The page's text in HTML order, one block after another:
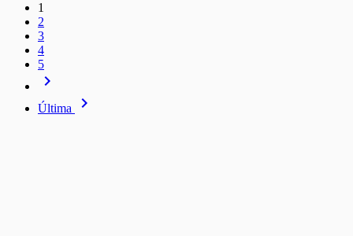
1
2
3
4
5
navigate_next
Última navigate_next